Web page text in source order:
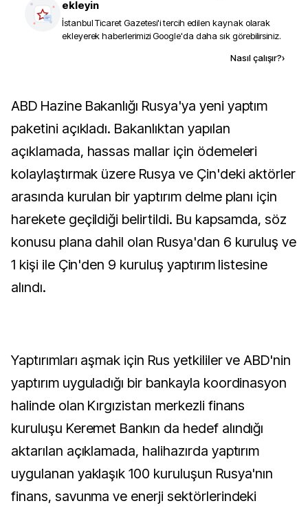
ekleyin
İstanbul Ticaret Gazetesi'i tercih edilen kaynak olarak
ekleyerek haberlerimizi Google'da daha sık görebilirsiniz.
Nasıl çalışır?›
ABD Hazine Bakanlığı Rusya'ya yeni yaptım
paketini açıkladı. Bakanlıktan yapılan
açıklamada, hassas mallar için ödemeleri
kolaylaştırmak üzere Rusya ve Çin'deki aktörler
arasında kurulan bir yaptırım delme planı için
harekete geçildiği belirtildi. Bu kapsamda, söz
konusu plana dahil olan Rusya'dan 6 kuruluş ve
1 kişi ile Çin'den 9 kuruluş yaptırım listesine
alındı.
Yaptırımları aşmak için Rus yetkililer ve ABD'nin
yaptırım uyguladığı bir bankayla koordinasyon
halinde olan Kırgızistan merkezli finans
kuruluşu Keremet Bankın da hedef alındığı
aktarılan açıklamada, halihazırda yaptırım
uygulanan yaklaşık 100 kuruluşun Rusya'nın
finans, savunma ve enerji sektörlerindeki